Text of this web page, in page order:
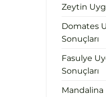
Zeytin
Domates
Sonuçları
Fasulye
Sonuçları